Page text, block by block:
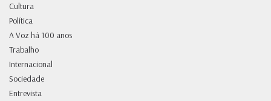
Cultura
Política
A Voz há 100 anos
Trabalho
Internacional
Sociedade
Entrevista